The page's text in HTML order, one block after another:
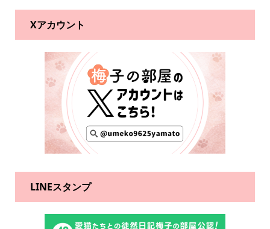
Xアカウント
LINEスタンプ